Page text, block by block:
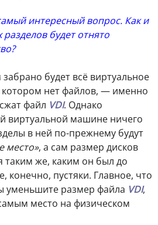
интересный вопрос. Как и
будет отнято
будет всё виртуальное
котором нет файлов, — именно
файл VDI. Однако
виртуальной машине ничего
в ней по-прежнему будут
место», а сам размер дисков
таким же, каким он был до
конечно, пустяки. Главное, что
уменьшите размер файла VDI,
место на физическом